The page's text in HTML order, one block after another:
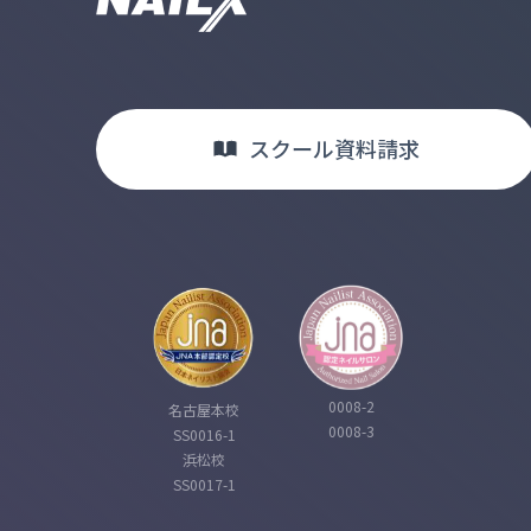
スクール資料請求
名古屋本校
SS0016-1
浜松校
SS0017-1
0008-2
0008-3